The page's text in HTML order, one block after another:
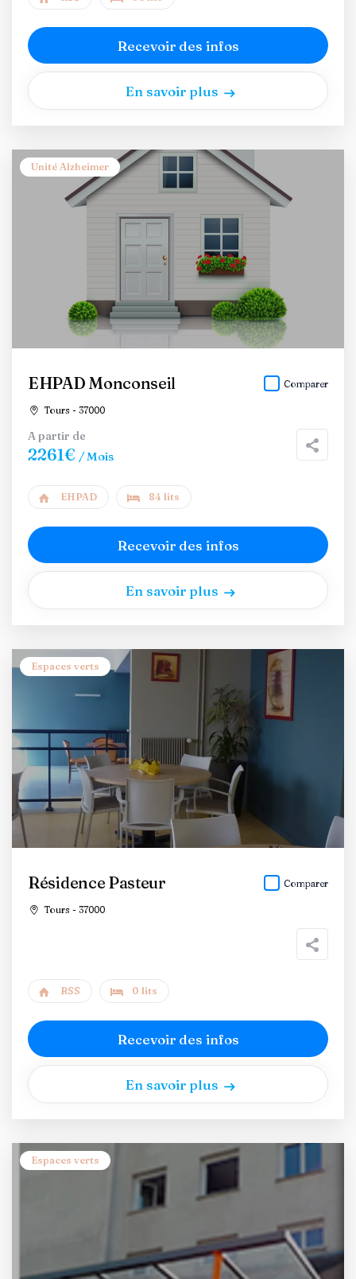
Recevoir des infos
En savoir plus
Unité Alzheimer
EHPAD Monconseil
Tours - 37000
Comparer
A partir de
2261€ / Mois
EHPAD 84 lits
Recevoir des infos
En savoir plus
Espaces verts
Résidence Pasteur
Tours - 37000
Comparer
RSS 0 lits
Recevoir des infos
En savoir plus
Espaces verts